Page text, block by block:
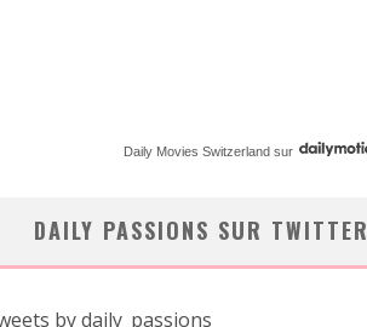
Daily Movies Switzerland sur
DAILY PASSIONS SUR TWITTER
by daily_passions